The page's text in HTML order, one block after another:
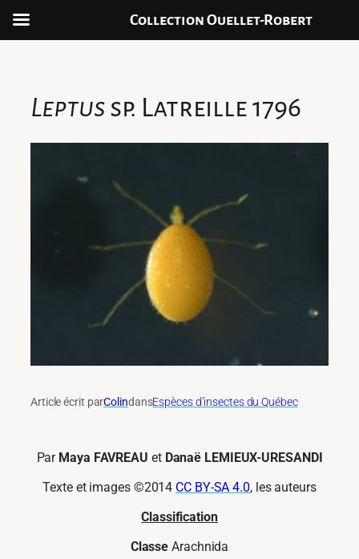
Leptussp. Latreille 1796
Article écrit parColindansEspèces d’insectes du Québec
Par Maya FAVREAU et Danaë LEMIEUX-URESANDI
Texte et images ©2014 CC BY-SA 4.0, les auteurs
Classification
Classe Arachnida
Collection Ouellet-Robert